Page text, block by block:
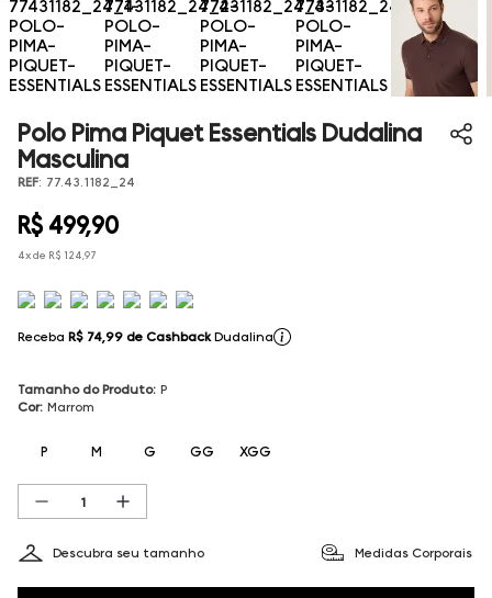
Polo Pima Piquet Essentials Dudalina
Masculina
REF: 77.43.1182_24
R$ 499,90
4x de R$ 124,97
Receba R$ 74,99 de Cashback Dudalina
Tamanho do Produto: P
Cor: Marrom
P M G GG XGG
Descubra seu tamanho Medidas Corporais